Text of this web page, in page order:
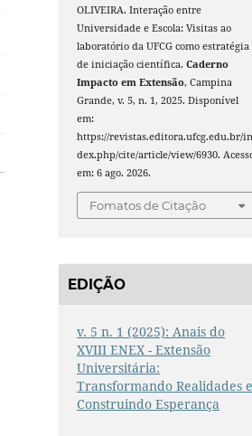
OLIVEIRA. Interação entre
Universidade e Escola: Visitas ao
laboratório da UFCG como estratégia
de iniciação científica.Caderno
Impacto em Extensão, Campina
Grande, v. 5, n. 1, 2025. Disponível
em:
https://revistas.editora.ufcg.edu.br/in
dex.php/cite/article/view/6930.
em: 6 ago. 2026.
Fomatos de Citação
EDIÇÃO
v. 5 n. 1 (2025): Anais do
XVIII ENEX - Extensão
Universitária:
Transformando Realidades e
Construindo Esperança